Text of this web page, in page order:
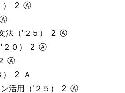
） 2 Ⓐ
Ⓐ
法（’２５） 2 Ⓐ
’２０） 2 Ⓐ
2 Ⓐ
） 2 Ａ
ン活用（’２５） 2 Ⓐ